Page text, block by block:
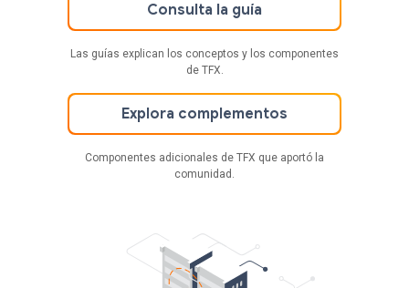
Consulta la guía
Las guías explican los conceptos y los componentes
de TFX.
Explora complementos
Componentes adicionales de TFX que aportó la
comunidad.